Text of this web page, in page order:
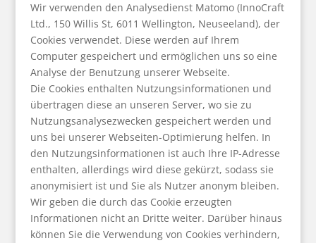
Wir verwenden den Analysedienst Matomo (InnoCraft
Ltd., 150 Willis St, 6011 Wellington, Neuseeland), der
Cookies verwendet. Diese werden auf Ihrem
Computer gespeichert und ermöglichen uns so eine
Analyse der Benutzung unserer Webseite.
Die Cookies enthalten Nutzungsinformationen und
übertragen diese an unseren Server, wo sie zu
Nutzungsanalysezwecken gespeichert werden und
uns bei unserer Webseiten-Optimierung helfen. In
den Nutzungsinformationen ist auch Ihre IP-Adresse
enthalten, allerdings wird diese gekürzt, sodass sie
anonymisiert ist und Sie als Nutzer anonym bleiben.
Wir geben die durch das Cookie erzeugten
Informationen nicht an Dritte weiter. Darüber hinaus
können Sie die Verwendung von Cookies verhindern,